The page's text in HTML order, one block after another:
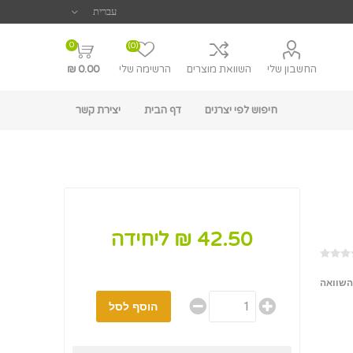
החשבון שלי השוואת מוצרים הרשימה שלי
(0)
0
0.00 ₪
חיפוש לפי יצרנים דף הבית יצירת קשר
42.50 ₪ ליחידה